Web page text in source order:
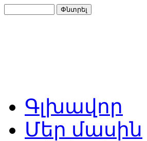
Գլխավոր
Մեր մասին